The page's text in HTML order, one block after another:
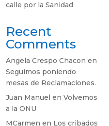
calle por la Sanidad
Recent
Comments
Angela Crespo Chacon en
Seguimos poniendo
mesas de Reclamaciones.
Juan Manuel enVolvemos
a la ONU
MCarmen en Los cribados